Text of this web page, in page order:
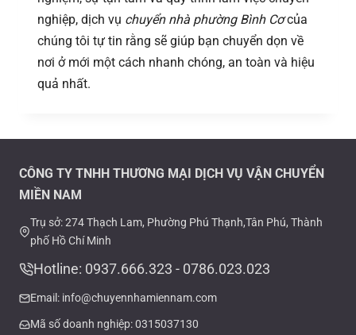
nghiệp, dịch vụ chuyển nhà phường Bình Cơcủa
chúng tôi tự tin rằng sẽ giúp bạn chuyển dọn về
nơi ở mới một cách nhanh chóng, an toàn và hiệu
quả nhất.
CÔNG TY TNHH THƯƠNG MẠI DỊCH VỤ VẬN CHUYỂN
MIỀN NAM
Trụ sở: 274 Thạch Lam, Phường Phú Thạnh,Tân Phú, Thành
phố Hồ Chí Minh
Hotline: 0937.666.323 - 0786.023.023
Email: info@chuyennhamiennam.com
Mã số doanh nghiệp: 0315037130